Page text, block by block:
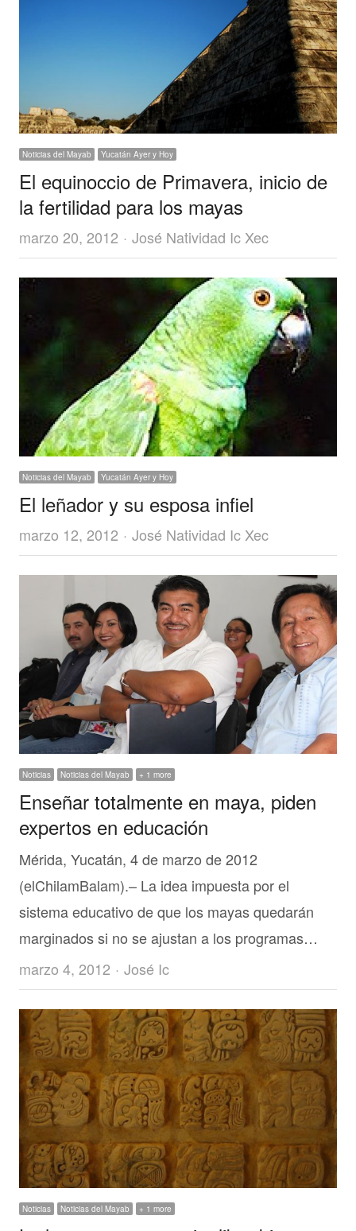
Noticias del Mayab Yucatán Ayer y Hoy
El equinoccio de Primavera, inicio de
la fertilidad para los mayas
marzo 20, 2012 Author
José Natividad Ic Xec
Noticias del Mayab Yucatán Ayer y Hoy
El leñador y su esposa infiel
marzo 12, 2012 Author
José Natividad Ic Xec
Noticias Noticias del Mayab + 1 more
Enseñar totalmente en maya, piden
expertos en educación
Mérida, Yucatán, 4 de marzo de 2012
(elChilamBalam).– La idea impuesta por el
sistema educativo de que los mayas quedarán
marginados si no se ajustan a los programas…
marzo 4, 2012
Author
José Ic
Noticias Noticias del Mayab + 1 more